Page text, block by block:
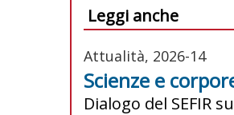
Leggi anche
Attualità, 2026-14
Scienze e
Dialogo del SEFIR